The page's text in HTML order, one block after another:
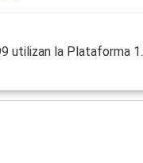
utilizan la Plataforma 1.